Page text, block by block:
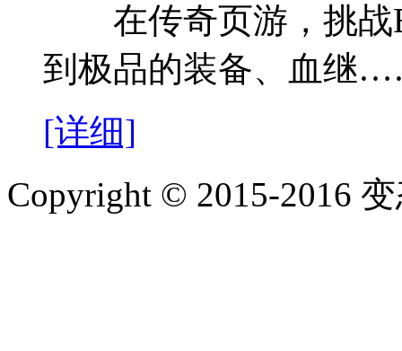
在传奇页游，挑战
到极品的装备、血继
[详细]
Copyright © 2015-2016